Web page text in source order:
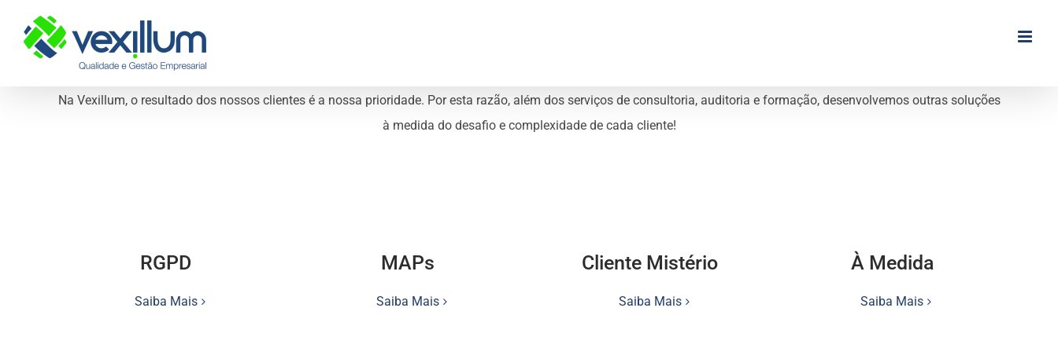
content
Na Vexillum, o resultado dos nossos clientes é a nossa prioridade. Por esta razão, além dos serviços de consultoria, auditoria e formação, desenvolvemos outras soluções
à medida do desafio e complexidade de cada cliente!
RGPD
Saiba Mais
MAPs
Saiba Mais
Cliente Mistério
Saiba Mais
À Medida
Saiba Mais